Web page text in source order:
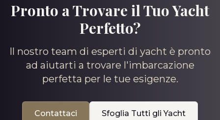
Pronto a Trovare il Tuo Yacht
Perfetto?
Il nostro team di esperti di yacht è pronto
ad aiutarti a trovare l'imbarcazione
perfetta per le tue esigenze.
Contattaci Sfoglia Tutti gli Yacht